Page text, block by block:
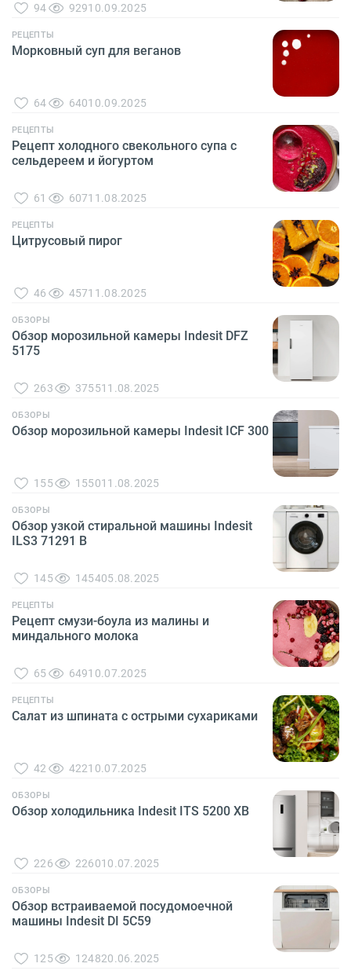
94 92910.09.2025
РЕЦЕПТЫ
Морковный суп для веганов
64 64010.09.2025
РЕЦЕПТЫ
Рецепт холодного свекольного супа с
сельдереем и йогуртом
61 60711.08.2025
РЕЦЕПТЫ
Цитрусовый пирог
46 45711.08.2025
ОБЗОРЫ
Обзор морозильной камеры Indesit DFZ
5175
263 375511.08.2025
ОБЗОРЫ
Обзор морозильной камеры Indesit ICF 300
155 155011.08.2025
ОБЗОРЫ
Обзор узкой стиральной машины Indesit
ILS3 71291 B
145 145405.08.2025
РЕЦЕПТЫ
Рецепт смузи-боула из малины и
миндального молока
65 64910.07.2025
РЕЦЕПТЫ
Салат из шпината с острыми сухариками
42 42210.07.2025
ОБЗОРЫ
Обзор холодильника Indesit ITS 5200 XB
226 226010.07.2025
ОБЗОРЫ
Обзор встраиваемой посудомоечной
машины Indesit DI 5C59
125 124820.06.2025